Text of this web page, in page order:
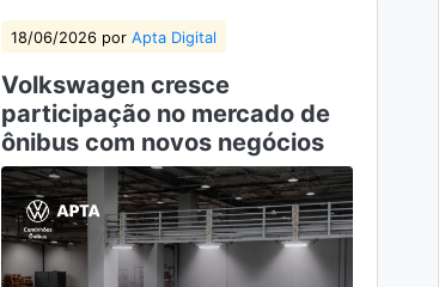
18/06/2026 por Apta Digital
Volkswagen cresce
participação no mercado de
ônibus com novos negócios